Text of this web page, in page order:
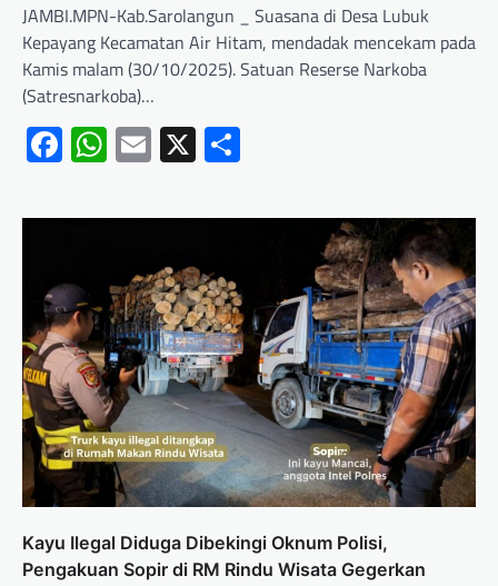
JAMBI.MPN-Kab.Sarolangun _ Suasana di Desa Lubuk
Kepayang Kecamatan Air Hitam, mendadak mencekam pada
Kamis malam (30/10/2025). Satuan Reserse Narkoba
(Satresnarkoba)…
Facebook
WhatsApp
Email
X
Kayu Ilegal Diduga Dibekingi Oknum Polisi,
Pengakuan Sopir di RM Rindu Wisata Gegerkan